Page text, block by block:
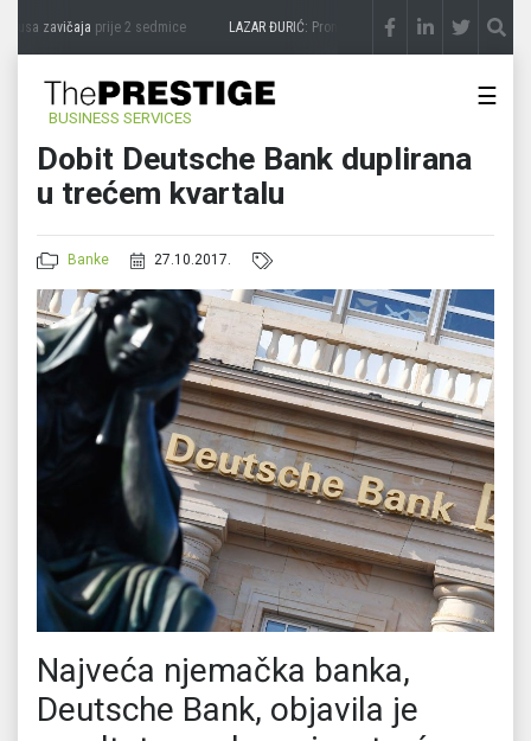
zavičajaprije 2 sedmice LAZAR ĐURIĆ: Promocija potencijal pretvara u
BUSINESS SERVICES
☰
Dobit Deutsche Bank duplirana
u trećem kvartalu
Banke 27.10.2017.
Najveća njemačka banka,
Deutsche Bank, objavila je